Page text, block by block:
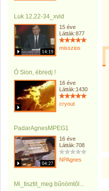
Luk 12,22-34_xvid
14:19
15 éve
Látták:877
misszios
Ó Sion, ébredj !
16 éve
Látták:1430
cryout
PadarAgnesMPEG1
04:27
16 éve
Látták:708
NPAgnes
Mi_tisztit_meg bűnömtől...